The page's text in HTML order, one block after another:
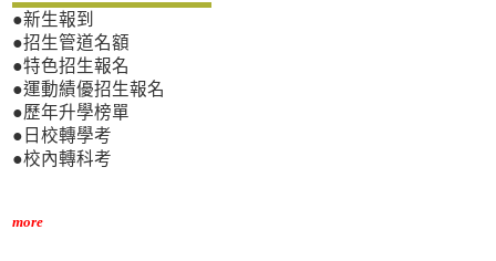
●新生報到
●招生管道名額
●特色招生報名
●運動績優招生報名
●歷年升學榜單
●日校轉學考
●校內轉科考
more